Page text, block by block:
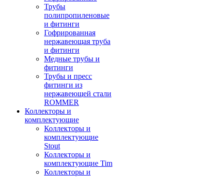
Трубы
полипропиленовые
и фитинги
Гофрированная
нержавеющая труба
и фитинги
Медные трубы и
фитинги
Трубы и пресс
фитинги из
нержавеющей стали
ROMMER
Коллекторы и
комплектующие
Коллекторы и
комплектующие
Stout
Коллекторы и
комплектующие Tim
Коллекторы и